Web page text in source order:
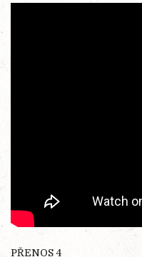
PŘENOS 4